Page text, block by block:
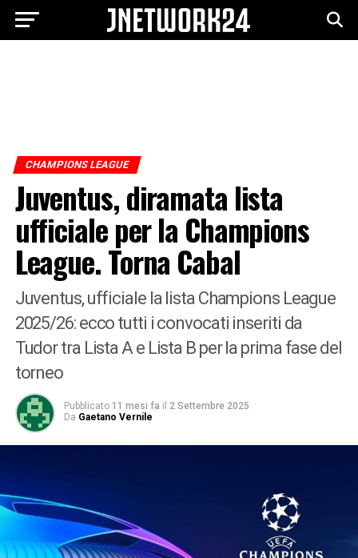
CHAMPIONS LEAGUE
Juventus, diramata lista
ufficiale per la Champions
League. Torna Cabal
Juventus, ufficiale la lista Champions League
2025/26: ecco tutti i convocati inseriti da
Tudor tra Lista A e Lista B per la prima fase del
torneo
Pubblicato 11 mesi fa il 2 Settembre 2025
Da Gaetano Vernile